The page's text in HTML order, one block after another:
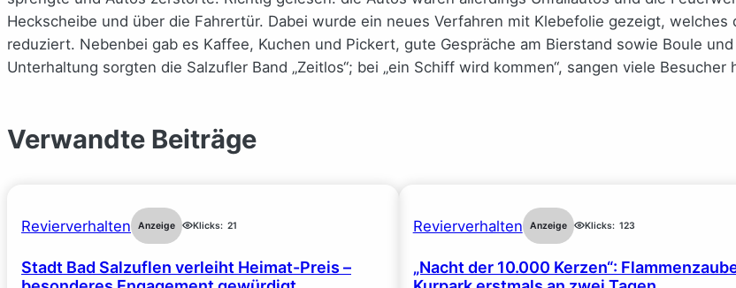
Heckscheibe und über die Fahrertür. Dabei wurde ein neues Verfahren mit Klebefolie gezeigt,
reduziert. Nebenbei gab es Kaffee, Kuchen und Pickert, gute Gespräche am Bierstand sowie Boule
Unterhaltung sorgten die Salzufler Band „Zeitlos“; bei „ein Schiff wird kommen“, sangen viele Besucher
Verwandte Beiträge
Revierverhalten Anzeige Klicks: 21
Stadt Bad Salzuflen verleiht Heimat-Preis –
Revierverhalten Anzeige Klicks: 123
„Nacht der 10.000 Kerzen“: